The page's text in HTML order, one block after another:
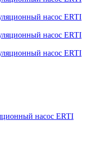
насос ERTI